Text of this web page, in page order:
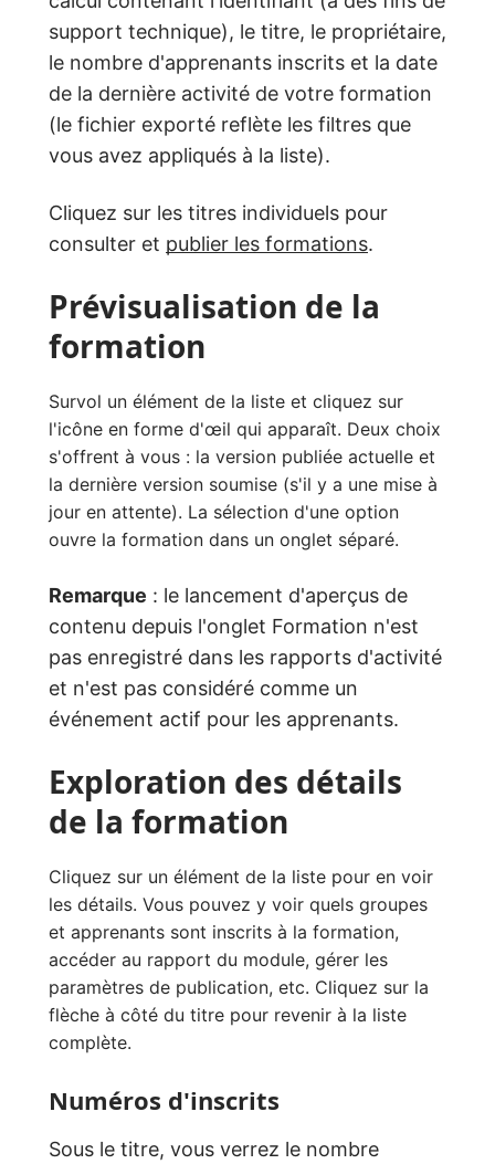
support technique), le titre, le propriétaire,
le nombre d'apprenants inscrits et la date
de la dernière activité de votre formation
(le fichier exporté reflète les filtres que
vous avez appliqués à la liste).
Cliquez sur les titres individuels pour
consulter et publier les formations.
Prévisualisation de la
formation
Survol un élément de la liste et cliquez sur
l'icône en forme d'œil qui apparaît. Deux choix
s'offrent à vous : la version publiée actuelle et
la dernière version soumise (s'il y a une mise à
jour en attente). La sélection d'une option
ouvre la formation dans un onglet séparé.
Remarque : le lancement d'aperçus de
contenu depuis l'onglet Formation n'est
pas enregistré dans les rapports d'activité
et n'est pas considéré comme un
événement actif pour les apprenants.
Exploration des détails
de la formation
Cliquez sur un élément de la liste pour en voir
les détails. Vous pouvez y voir quels groupes
et apprenants sont inscrits à la formation,
accéder au rapport du module, gérer les
paramètres de publication, etc. Cliquez sur la
flèche à côté du titre pour revenir à la liste
complète.
Numéros d'inscrits
Sous le titre, vous verrez le nombre